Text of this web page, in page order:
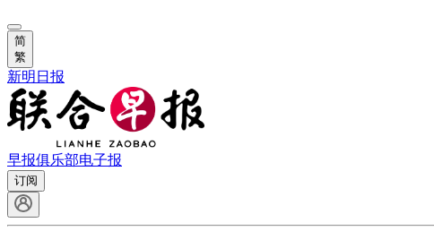
简
繁
新明日报
早报俱乐部电子报
订阅